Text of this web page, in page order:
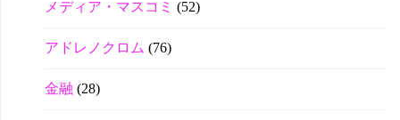
メディア・マスコミ (52)
アドレノクロム (76)
金融 (28)